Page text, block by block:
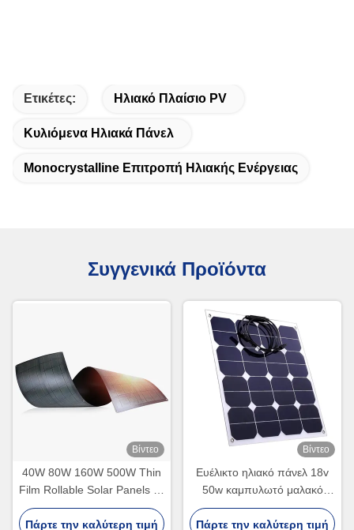
Ετικέτες: Ηλιακό Πλαίσιο PV
Κυλιόμενα Ηλιακά Πάνελ
Monocrystalline Επιτροπή Ηλιακής Ενέργειας
Συγγενικά Προϊόντα
Βίντεο
40W 80W 160W 500W Thin
Film Rollable Solar Panels με
καινοτόμο δομή διασύνδεσης
ηλιακών κυψελών
Πάρτε την καλύτερη τιμή
Βίντεο
Ευέλικτο ηλιακό πάνελ 18v
50w καμπυλωτό μαλακό
λεπτό φιλμ Ηλιακό πάνελ
C60 κύτταρο
Πάρτε την καλύτερη τιμή